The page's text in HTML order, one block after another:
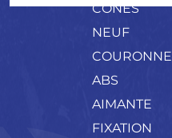
CONES
NEUF
COURONNE
ABS
AIMANTE
FIXATION